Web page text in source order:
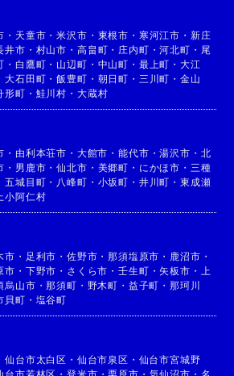
・ 天童市 ・米沢市 ・ 東根市 ・ 寒河江市 ・ 新庄
井市 ・ 村山市 ・ 高畠町 ・ 庄内町 ・河北町 ・ 尾
・ 白鷹町 ・ 山辺町 ・ 中山町 ・ 最上町 ・ 大江
大石田町 ・飯豊町 ・ 朝日町 ・ 三川町 ・ 金山
形町 ・ 鮭川村 ・ 大蔵村
・ 由利本荘市 ・ 大館市 ・能代市 ・湯沢市 ・ 北
・ 男鹿市 ・仙北市 ・ 美郷町 ・ にかほ市 ・ 三種
五城目町 ・ 八峰町 ・ 小坂町 ・ 井川町 ・ 東成瀬
上小阿仁村
市 ・ 足利市 ・佐野市 ・那須塩原市 ・ 鹿沼市 ・
市 ・ 下野市 ・ さくら市 ・壬生町 ・矢板市 ・
上
烏山市 ・那須町 ・ 野木町 ・ 益子町 ・那珂川
貝町 ・ 塩谷町
仙台市太白区 ・ 仙台市泉区 ・ 仙台市宮城野